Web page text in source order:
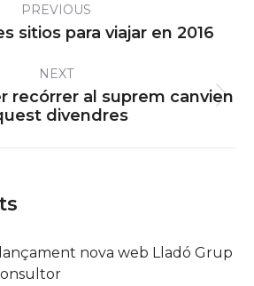
PREVIOUS
Previous
sitios para viajar en 2016
NEXT
Next
post:
recórrer al suprem canvien
divendres
nova web Lladó Grup